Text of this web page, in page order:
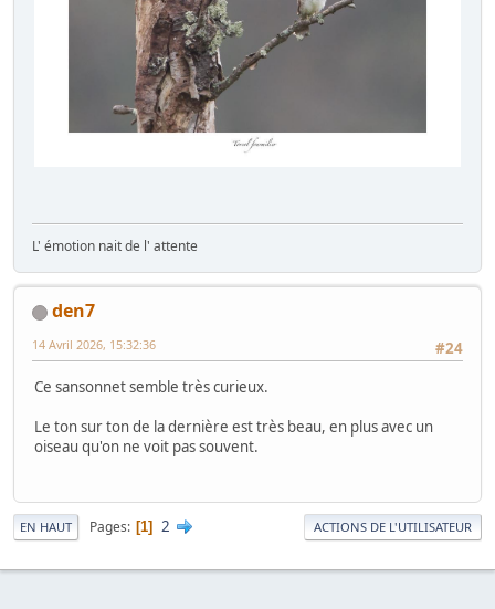
L' émotion nait de l' attente
den7
#24
14 Avril 2026, 15:32:36
Ce sansonnet semble très curieux.
Le ton sur ton de la dernière est très beau, en plus avec un
oiseau qu'on ne voit pas souvent.
EN HAUT Pages 1 2 ACTIONS DE L'UTILISATEUR